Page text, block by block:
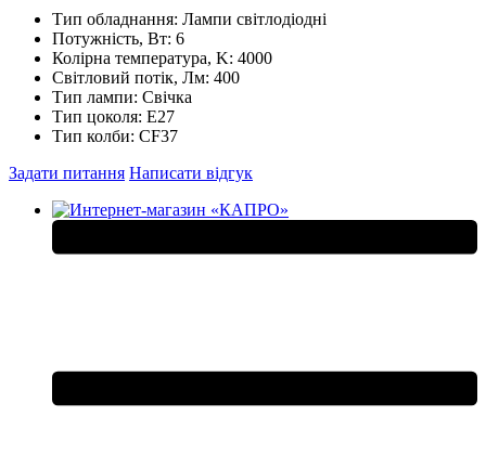
Тип обладнання: Лампи світлодіодні
Потужність, Вт: 6
Колірна температура, K: 4000
Світловий потік, Лм: 400
Тип лампи: Свічка
Тип цоколя: E27
Тип колби: CF37
Задати питання Написати відгук